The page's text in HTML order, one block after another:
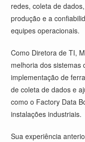
redes, coleta de
produção e a
equipes operacionais.
Como Diretora de TI,
melhoria dos sistemas
implementação de
de coleta de dados e
como o Factory Data
instalações industriais.
Sua experiência